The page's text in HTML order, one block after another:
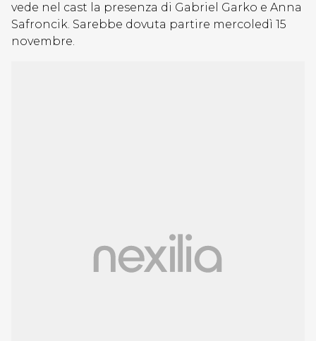
vede nel cast la presenza di Gabriel Garko e Anna
Safroncik. Sarebbe dovuta partire mercoledì 15
novembre.